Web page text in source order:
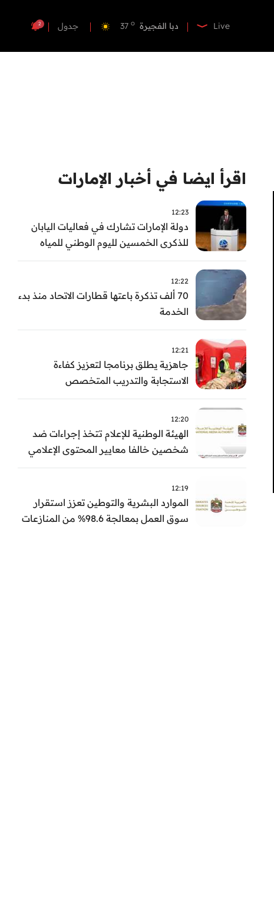
Live دبا الفجيرة 37 o جدول 2
اقرأ ايضا في أخبار الإمارات
12:23
دولة الإمارات تشارك في فعاليات اليابان
للذكرى الخمسين لليوم الوطني للمياه
وأسبوع المياه
12:22
70 ألف تذكرة باعتها قطارات الاتحاد منذ بدء
الخدمة
12:21
جاهزية يطلق برنامجا لتعزيز كفاءة
الاستجابة والتدريب المتخصص
12:20
الهيئة الوطنية للإعلام تتخذ إجراءات ضد
شخصين خالفا معايير المحتوى الإعلامي
12:19
الموارد البشرية والتوطين تعزز استقرار
سوق العمل بمعالجة 98.6% من المنازعات